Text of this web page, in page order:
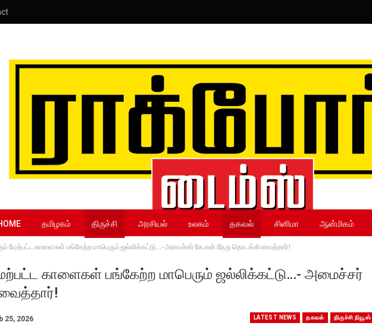
தமிழகம் திருச்சி அரசியல் உலகம் தகவல் சினிமா ஆன்மிகம்
மேற்பட்ட காளைகள் பங்கேற்ற மாபெரும் ஜல்லிக்கட்டு…- அமைச்சர் கே.என்.நேரு தொடங்கி வைத்தார்!
காளைகள் பங்கேற்ற மாபெரும் ஜல்லிக்கட்டு…- அமைச்சர்
LATEST NEWS தகவல் திருச்சி நியூஸ்
25, 2026